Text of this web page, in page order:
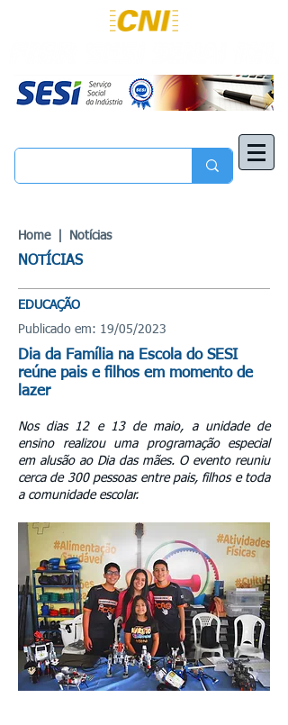
Home | Notícias
NOTÍCIAS
EDUCAÇÃO
Publicado em: 19/05/2023
Dia da Família na Escola do SESI
reúne pais e filhos em momento de
lazer
Nos dias 12 e 13 de maio, a unidade de
ensino realizou uma programação especial
em alusão ao Dia das mães. O evento reuniu
cerca de 300 pessoas entre pais, filhos e toda
a comunidade escolar.